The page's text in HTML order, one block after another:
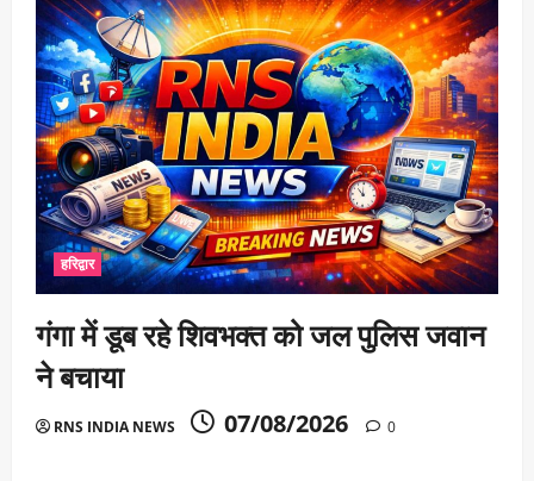
हरिद्वार
गंगा में डूब रहे शिवभक्त को जल पुलिस जवान
ने बचाया
RNS INDIA NEWS 07/08/2026 0